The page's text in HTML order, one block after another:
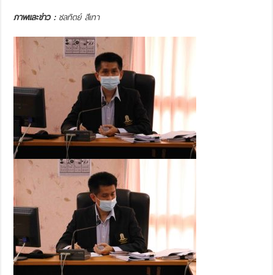
ภาพและข่าว :ชลทิตย์ สีเทา